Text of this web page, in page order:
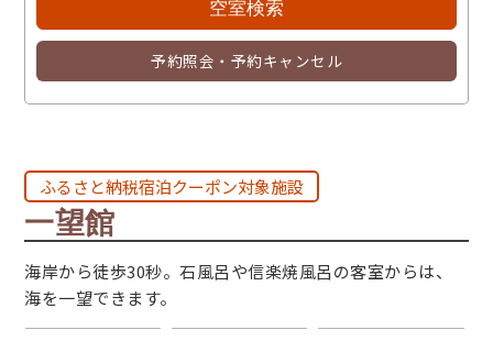
予約照会・予約キャンセル
ふるさと納税宿泊クーポン対象施設
一望館
海岸から徒歩30秒。石風呂や信楽焼風呂の客室からは、
海を一望できます。